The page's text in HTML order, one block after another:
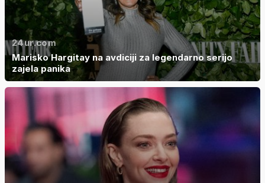
24ur.com
Marisko Hargitay na avdiciji za legendarno serijo
zajela panika